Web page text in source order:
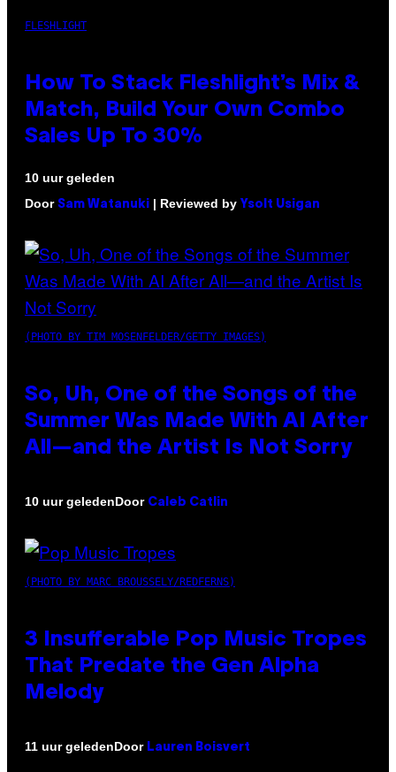
FLESHLIGHT
How To Stack Fleshlight’s Mix &
Match, Build Your Own Combo
Sales Up To 30%
10 uur geleden
Door Sam Watanuki | Reviewed by Ysolt Usigan
(PHOTO BY TIM MOSENFELDER/GETTY IMAGES)
So, Uh, One of the Songs of the
Summer Was Made With AI After
All—and the Artist Is Not Sorry
10 uur geledenDoor Caleb Catlin
(PHOTO BY MARC BROUSSELY/REDFERNS)
3 Insufferable Pop Music Tropes
That Predate the Gen Alpha
Melody
11 uur geledenDoor Lauren Boisvert